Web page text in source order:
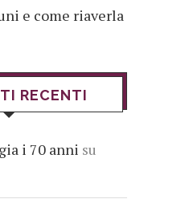
e come riaverla
RECENTI
i 70 anni su